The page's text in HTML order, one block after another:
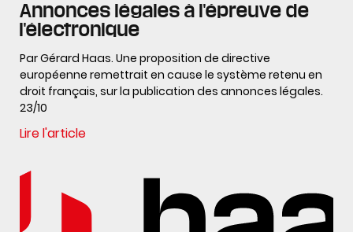
Annonces légales à l'épreuve de
l'électronique
Par Gérard Haas. Une proposition de directive
européenne remettrait en cause le système retenu en
droit français, sur la publication des annonces légales.
23/10
Lire l'article